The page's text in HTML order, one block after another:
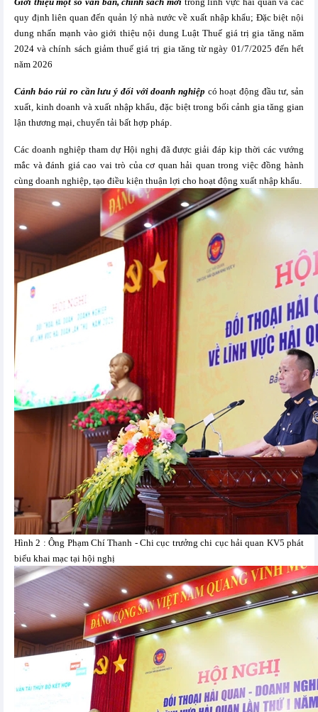
quy định liên quan đến quản lý nhà nước về xuất nhập khẩu; Đặc biệt nội
dung nhấn mạnh vào giới thiệu nội dung Luật Thuế giá trị gia tăng năm
2024 và chính sách giảm thuế giá trị gia tăng từ ngày 01/7/2025 đến hết
năm 2026
Cảnh báo rủi ro cần lưu ý đối với doanh nghiệp có hoạt động đầu tư, sản
xuất, kinh doanh và xuất nhập khẩu, đặc biệt trong bối cảnh gia tăng gian
lận thương mại, chuyển tải bất hợp pháp.
Các doanh nghiệp tham dự Hội nghị đã được giải đáp kịp thời các vướng
mắc và đánh giá cao vai trò của cơ quan hải quan trong việc đồng hành
cùng doanh nghiệp, tạo điều kiện thuận lợi cho hoạt động xuất nhập khẩu.
Hình 2 : Ông Phạm Chí Thanh - Chi cục trưởng chi cục hải quan KV5 phát
biểu khai mạc tại hội nghị